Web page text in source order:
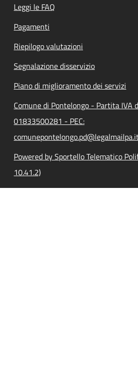
Leggi le FAQ
Pagamenti
Riepilogo valutazioni
Segnalazione disservizio
Piano di miglioramento dei servizi
Comune di Pontelongo - Partita IVA
01833500281 - PEC:
Powered by Sportello Telematico
10.41.2)